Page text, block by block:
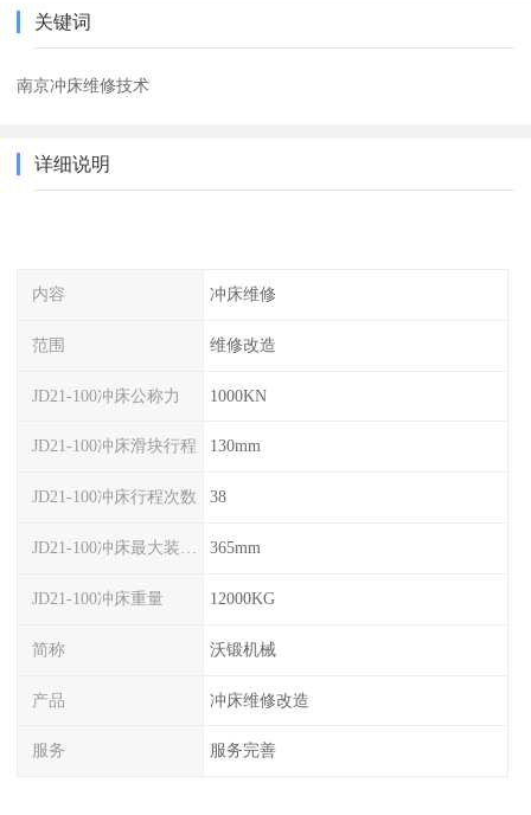
关键词
南京冲床维修技术
详细说明
内容 冲床维修
范围 维修改造
JD21-100冲床公称力 1000KN
JD21-100冲床滑块行程 130mm
JD21-100冲床行程次数 38
365mm
JD21-100冲床重量 12000KG
简称 沃锻机械
产品 冲床维修改造
服务 服务完善